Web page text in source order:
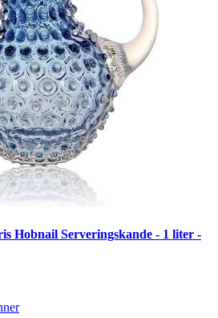
Hobnail Serveringskande - 1 liter -